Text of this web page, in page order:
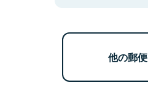
他の郵